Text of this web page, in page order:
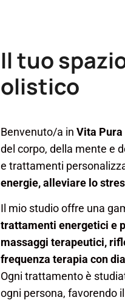
Il tuo
olistico
Benvenuto/a in Vita Pura
del corpo, della mente e
e trattamenti
energie, alleviare lo
Il mio studio offre una
trattamenti energetici e
massaggi terapeutici,
frequenza terapia con
Ogni trattamento è
ogni persona, favorendo